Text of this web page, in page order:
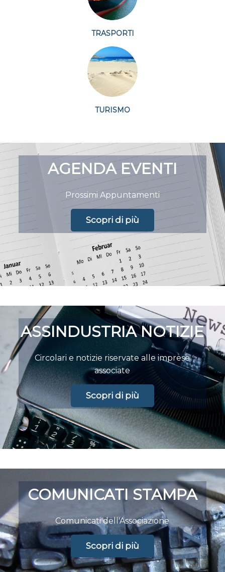
TRASPORTI
TURISMO
AGENDA EVENTI
Prossimi Appuntamenti
Scopri di più
ASSINDUSTRIA NOTIZIE
Circolari e notizie riservate alle imprese
associate
Scopri di più
COMUNICATI STAMPA
Comunicati dell'Associazione
Scopri di più